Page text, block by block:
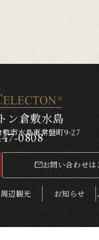
ン倉敷水島
市水島東常盤町9-27
0808
お問い合わせは
周辺観光 お知らせ